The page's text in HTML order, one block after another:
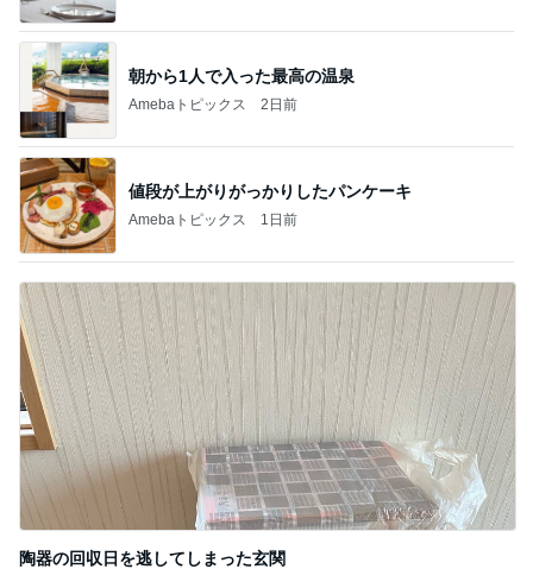
朝から1人で入った最高の温泉
Amebaトピックス 2日前
値段が上がりがっかりしたパンケーキ
Amebaトピックス 1日前
陶器の回収日を逃してしまった玄関